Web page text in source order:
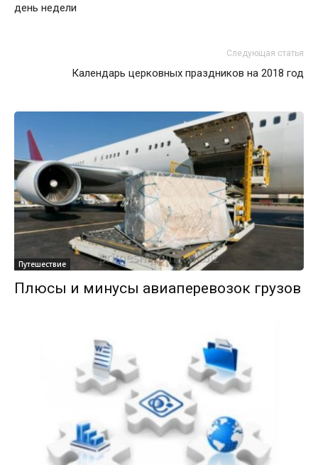
день недели
Следующая статья
Календарь церковных праздников на 2018 год
Путешествие
Плюсы и минусы авиаперевозок грузов